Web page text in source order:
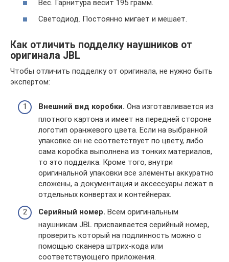
Вес. Гарнитура весит 195 грамм.
Светодиод. Постоянно мигает и мешает.
Как отличить подделку наушников от
оригинала JBL
Чтобы отличить подделку от оригинала, не нужно быть
экспертом:
Внешний вид коробки. Она изготавливается из
плотного картона и имеет на передней стороне
логотип оранжевого цвета. Если на выбранной
упаковке он не соответствует по цвету, либо
сама коробка выполнена из тонких материалов,
то это подделка. Кроме того, внутри
оригинальной упаковки все элементы аккуратно
сложены, а документация и аксессуары лежат в
отдельных конвертах и контейнерах.
Серийный номер. Всем оригинальным
наушникам JBL присваивается серийный номер,
проверить который на подлинность можно с
помощью сканера штрих-кода или
соответствующего приложения.